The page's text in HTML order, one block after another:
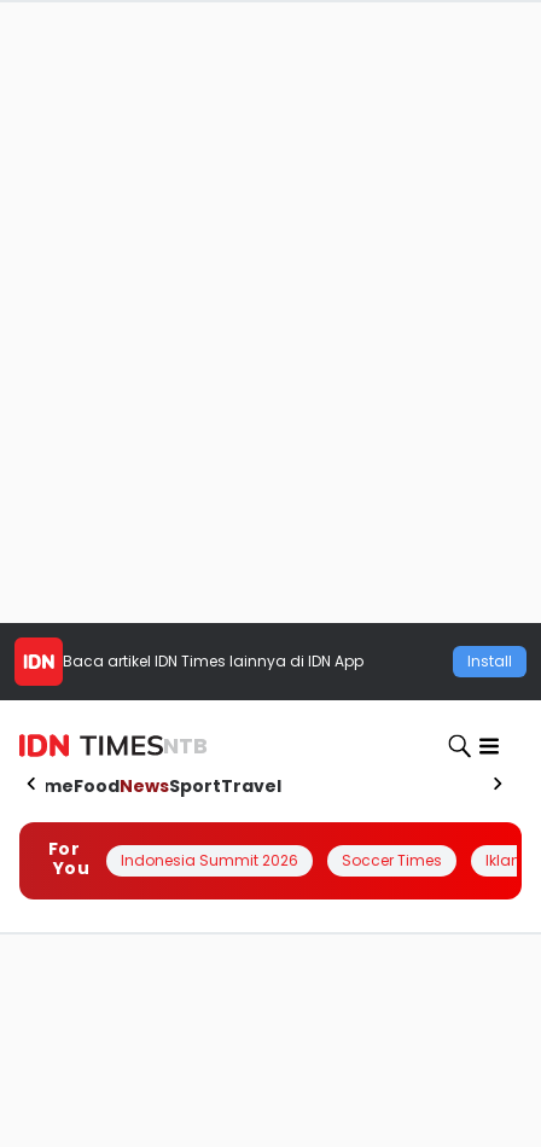
Baca artikel IDN Times lainnya di IDN App Install
NTB
HomeFoodNewsSportTravel
For
You
Indonesia Summit 2026 Soccer Times Iklanin